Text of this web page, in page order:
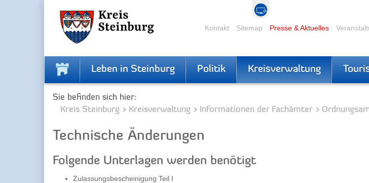
Kontakt Sitemap Presse & Aktuelles
Leben in Steinburg Politik Kreisverwaltung
Sie befinden sich hier:
Kreis Steinburg
Kreisverwaltung Informationen der Fachämter
Technische Änderungen
Folgende Unterlagen werden benötigt
Zulassungsbescheinigung Teil I